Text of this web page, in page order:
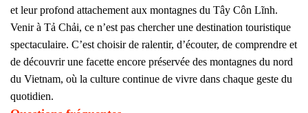
et leur profond attachement aux montagnes du Tây Côn Lĩnh.
Venir à Tả Chải, ce n’est pas chercher une destination touristique
spectaculaire. C’est choisir de ralentir, d’écouter, de comprendre et
de découvrir une facette encore préservée des montagnes du nord
du Vietnam, où la culture continue de vivre dans chaque geste du
quotidien.